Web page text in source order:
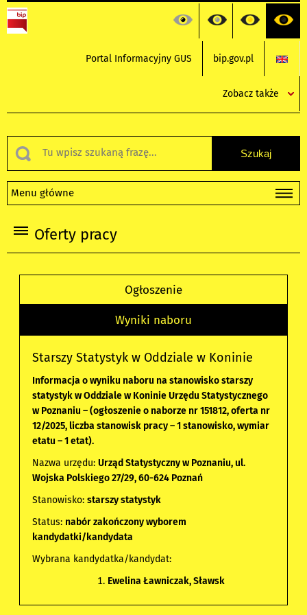
Portal Informacyjny GUS bip.gov.pl
Zobacz także
Menu główne
Oferty pracy
Ogłoszenie
Wyniki naboru
Starszy Statystyk w Oddziale w Koninie
Informacja o wyniku naboru na stanowisko starszy
statystyk w Oddziale w Koninie Urzędu Statystycznego
w Poznaniu – (ogłoszenie o naborze nr 151812, oferta nr
12/2025, liczba stanowisk pracy – 1 stanowisko, wymiar
etatu – 1 etat).
Nazwa urzędu:Urząd Statystyczny w Poznaniu, ul.
Wojska Polskiego 27/29, 60-624 Poznań
Stanowisko:starszy statystyk
Status: nabór zakończony wyborem
kandydatki/kandydata
Wybrana kandydatka/kandydat:
Ewelina Ławniczak, Sławsk